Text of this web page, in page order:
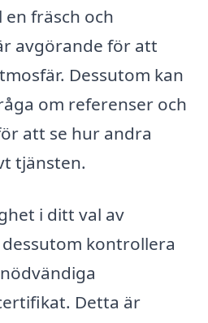
fräsch och
avgörande för att
Dessutom kan
om referenser och
att se hur andra
tjänsten.
i ditt val av
kontrollera
Detta är